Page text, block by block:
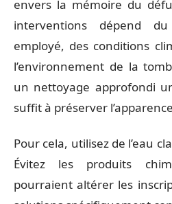
envers la mémoire du
interventions dépend
employé, des conditions
l’environnement de la
un nettoyage approfondi
suffit à préserver
Pour cela, utilisez de l’eau
Évitez les produits
pourraient altérer les